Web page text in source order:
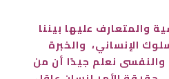
والمتعارف عليها بيننا
الإنساني، والخبرة
والنفسى نعلم جيدًا أن من